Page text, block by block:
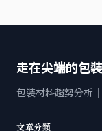
走在尖端的包
包裝材料趨勢分析
文章分類